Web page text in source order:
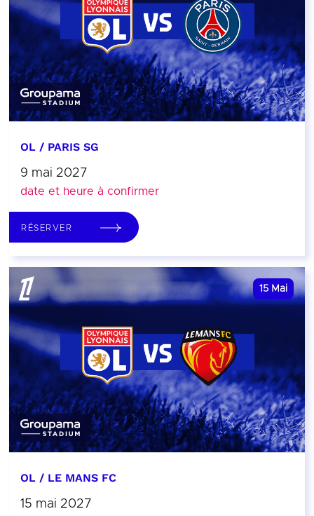
OL / PARIS SG
9 mai 2027
date et heure à confirmer
RÉSERVER
15 Mai
OL / LE MANS FC
15 mai 2027